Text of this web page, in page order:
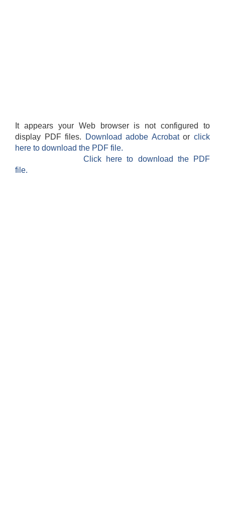
It appears your Web browser is not configured to
display PDF files.
Download adobe Acrobatorclick
here to download the PDF file.
Click here to download the PDF
file.